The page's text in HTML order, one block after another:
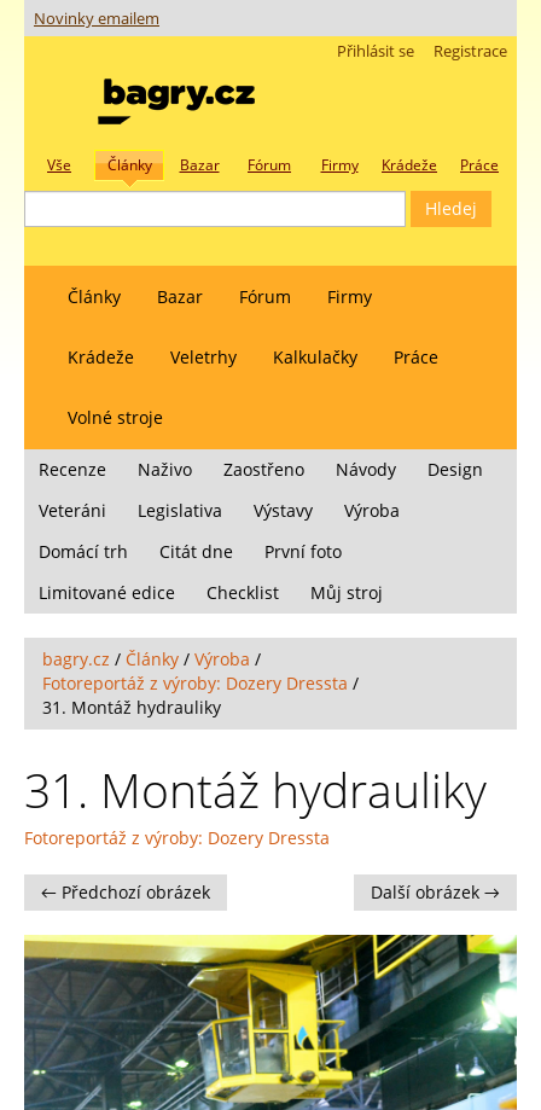
Novinky emailem
Registrace
Přihlásit se
Vše Články Bazar Fórum Firmy Krádeže Práce
Články Bazar Fórum Firmy
Krádeže Veletrhy Kalkulačky Práce
Volné stroje
Recenze Naživo Zaostřeno Návody
Design
Veteráni
Legislativa Výstavy
Výroba
Domácí trh
Citát dne
První foto
Limitované edice
Checklist Můj stroj
bagry.cz / Články / Výroba /
Fotoreportáž z výroby: Dozery Dressta /
31. Montáž hydrauliky
31. Montáž hydrauliky
Fotoreportáž z výroby: Dozery Dressta
← Předchozí obrázek Další obrázek →